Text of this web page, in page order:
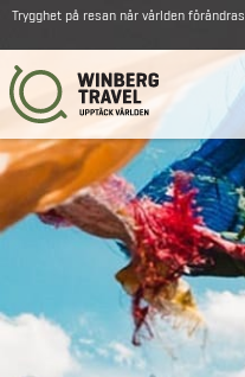
Trygghet på resan när världen förändras